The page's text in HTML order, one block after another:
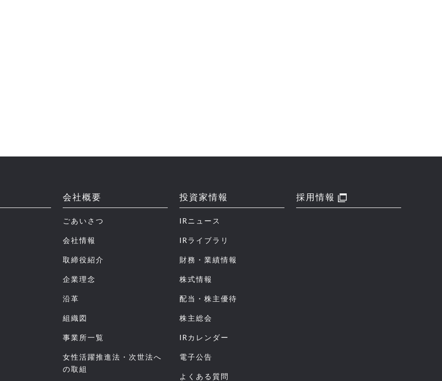
会社概要
ごあいさつ
会社情報
取締役紹介
企業理念
沿革
組織図
事業所一覧
女性活躍推進法・次世法へ
の取組
投資家情報
IRニュース
IRライブラリ
財務・業績情報
株式情報
配当・株主優待
株主総会
IRカレンダー
電子公告
よくある質問
採用情報